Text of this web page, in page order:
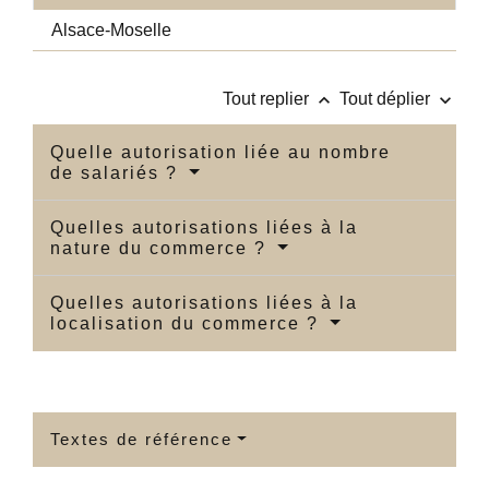
Alsace-Moselle
Tout replier keyboard_arrow_up Tout déplier keyboard_arrow_down
Quelle autorisation liée au nombre
de salariés ?
Quelles autorisations liées à la
nature du commerce ?
Quelles autorisations liées à la
localisation du commerce ?
Textes de référence